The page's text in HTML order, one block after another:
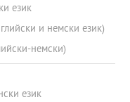
език
и немски език)
немски)
език